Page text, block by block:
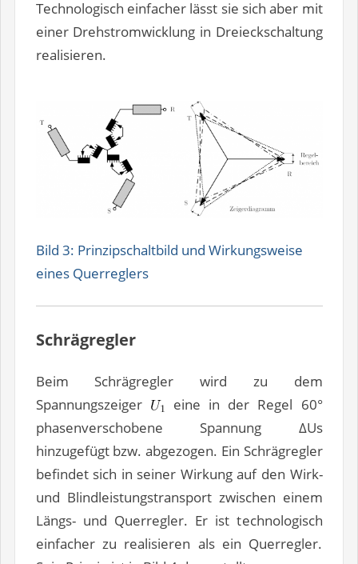
Technologisch einfacher lässt sie sich aber mit
einer Drehstromwicklung in Dreieckschaltung
realisieren.
Bild 3: Prinzipschaltbild und Wirkungsweise
eines Querreglers
Schrägregler
Beim Schrägregler wird zu dem
Spannungszeiger
eine in der Regel 60°
phasenverschobene Spannung ∆Us
hinzugefügt bzw. abgezogen. Ein Schrägregler
befindet sich in seiner Wirkung auf den Wirk-
und Blindleistungstransport zwischen einem
Längs- und Querregler. Er ist technologisch
einfacher zu realisieren als ein Querregler.